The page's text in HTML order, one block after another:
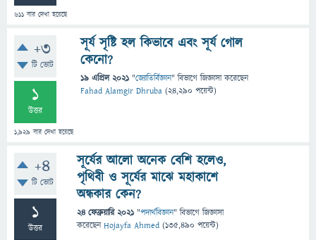
611 বার দেখা হয়েছে
+3
টি ভোট
1
উত্তর
1,929 বার দেখা হয়েছে
সূর্য সৃষ্টি হল কিভাবে এবং সূর্য গোল
কেনো?
19 এপ্রিল 2021 "জ্যোতির্বিজ্ঞান" বিভাগে জিজ্ঞাসাকরেছেন
Fahad Alamgir Dhruba (24,290 পয়েন্ট)
+4
টি ভোট
1
উত্তর
সূর্যের আলো অনেক বেশি হলেও,
পৃথিবী ও সূর্যের মাঝে মহাকাশে
অন্ধকার কেন?
24 ফেব্রুয়ারি 2021 "পদার্থবিজ্ঞান" বিভাগে জিজ্ঞাসা
করেছেনHojayfa Ahmed (135,490 পয়েন্ট)